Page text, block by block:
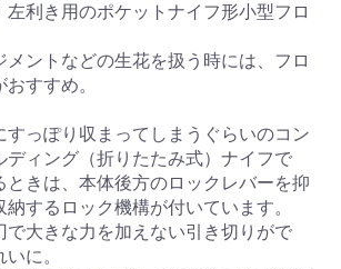
左利き用のポケットナイフ形小型フロ
メントなどの生花を扱う時には、フロ
すすめ。
すっぽり収まってしまうぐらいのコン
ディング（折りたたみ式）ナイフで
ときは、本体後方のロックレバーを抑
するロック機構が付いています。
で大きな力を加えない引き切りがで
に。